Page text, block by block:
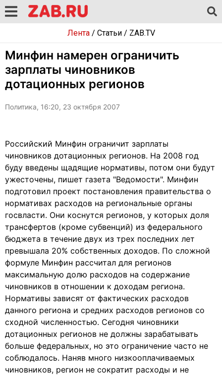
Лента/ Статьи/ ZAB.TV
Минфин намерен ограничить
зарплаты чиновников
дотационных регионов
Политика, 16:20, 23 октября 2007
Российский Минфин ограничит зарплаты
чиновников дотационных регионов. На 2008 год
буду введены щадящие нормативы, потом они будут
ужесточены, пишет газета "Ведомости". Минфин
подготовил проект постановления правительства о
нормативах расходов на региональные органы
госвласти. Они коснутся регионов, у которых доля
трансфертов (кроме субвенций) из федерального
бюджета в течение двух из трех последних лет
превышала 20% собственных доходов. По сложной
формуле Минфин рассчитал для регионов
максимальную долю расходов на содержание
чиновников в отношении к доходам региона.
Нормативы зависят от фактических расходов
данного региона и средних расходов регионов со
сходной численностью. Сегодня чиновники
дотационных регионов не должны зарабатывать
больше федеральных, но это ограничение часто не
соблюдалось. Наняв много низкооплачиваемых
чиновников, регион не сократит расходы и не